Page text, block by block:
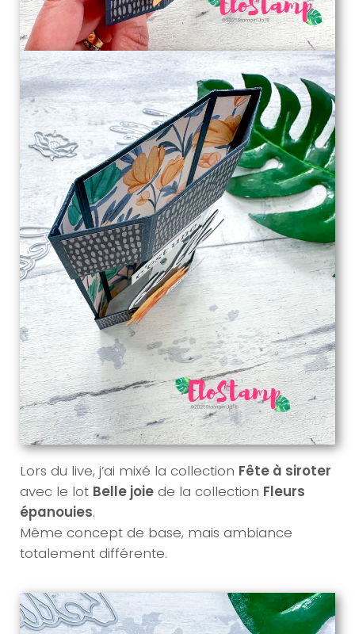
Lors du live, j’ai mixé la collection Fête à siroter
avec le lot Belle joie de la collection Fleurs
épanouies.
Même concept de base, mais ambiance
totalement différente.